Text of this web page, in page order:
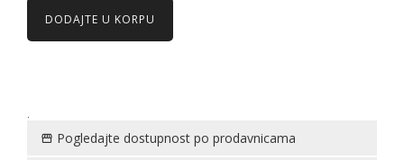
DODAJTE U KORPU
.
Pogledajte dostupnost po prodavnicama